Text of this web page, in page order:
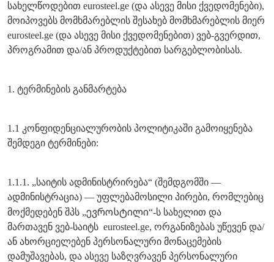
სახელწოდებით eurosteel.ge (და ასევე მისი ქვედომენები),
მოიპოვებს მომხმარებლის შესახებ მომხმარებლის მიერ
eurosteel.ge (და ასევე მისი ქვედომენებით) ვებ-გვერდით,
პროგრამით და/ან პროდუქტებით სარგებლობისას.
1. ტერმინების განმარტება
1.1 კონფიდენციალურობის პოლიტიკაში გამოიყენება
შემდეგი ტერმინები:
1.1.1. „საიტის ადმინისტრირება“ (შემდგომში —
ადმინისტრაცია) — უფლებამოსილი პირები, რომლებიც
მოქმედებენ შპს „ევროსტილი“-ს სახელით და
მართავენ ვებ-საიტს eurosteel.ge, ორგანიზებას უწევენ და/
ან ახორციელებენ პერსონალური მონაცემების
დამუშავებას, და ასევე საზღვრავენ პერსონალური